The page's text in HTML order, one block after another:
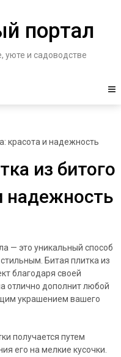
портал
уюте и садоводстве
красота и надежность
из битого
надежность
— это уникальный способ
Битая плитка из
благодаря своей
отлично дополнит любой
украшением вашего
получается путем
его на мелкие кусочки.